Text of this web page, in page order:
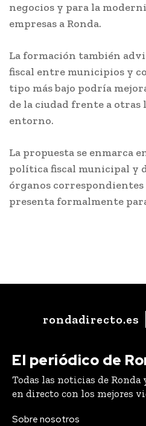
negocios y para la
empresas a Ronda.
La formación también
fiscal entre municipios y
tipo más bajo podría
de la ciudad frente a otras
entorno.
La propuesta se enmarca
política fiscal municipal y
órganos
presenta formalmente
rondadirecto.es
El periódico de
Todas las noticias de Ronda
en directo con los mejores
Sobre nosotros